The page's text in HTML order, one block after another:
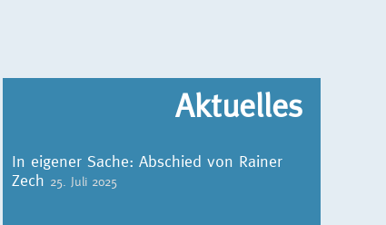
Aktuelles
In eigener Sache: Abschied von Rainer
Zech 25. Juli 2025